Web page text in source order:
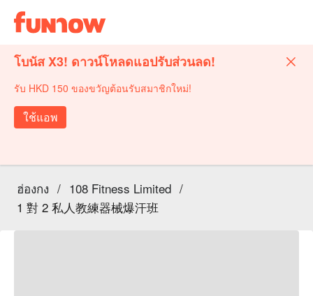
โบนัส X3! ดาวน์โหลดแอปรับส่วนลด!
รับ HKD 150 ของขวัญต้อนรับสมาชิกใหม่!
ใช้แอพ
ฮ่องกง / 108 Fitness Limited /
1 對 2 私人教練器械爆汗班